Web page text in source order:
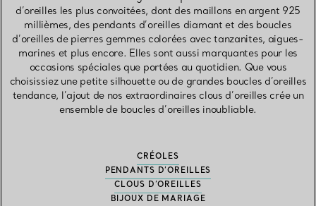
d’oreilles les plus convoitées, dont des maillons en argent 925
millièmes, des pendants d’oreilles diamant et des boucles
d’oreilles de pierres gemmes colorées avec tanzanites, aigues-
marines et plus encore. Elles sont aussi marquantes pour les
occasions spéciales que portées au quotidien. Que vous
choisissiez une petite silhouette ou de grandes boucles d’oreilles
tendance, l’ajout de nos extraordinaires clous d’oreilles crée un
ensemble de boucles d’oreilles inoubliable.
CRÉOLES
PENDANTS D’OREILLES
CLOUS D’OREILLES
BIJOUX DE MARIAGE